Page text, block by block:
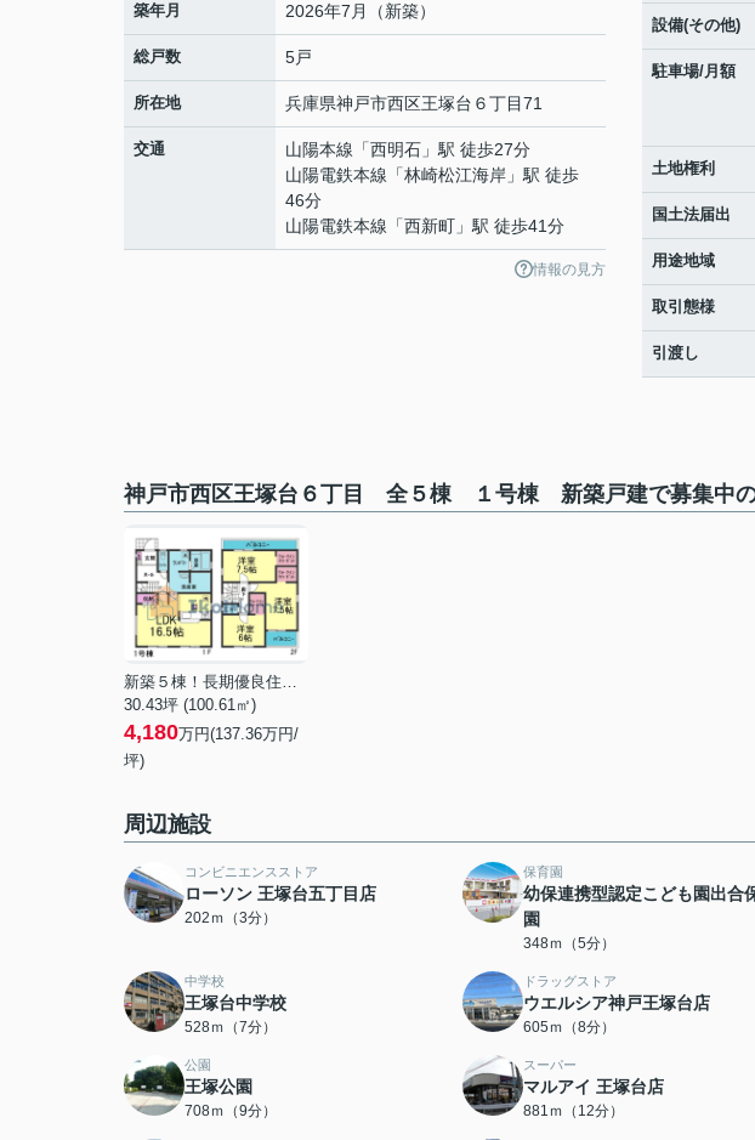
築年月 2026年7月（新築）
総戸数 5戸
所在地 兵庫県神戸市西区王塚台 ６丁目71
交通 山陽本線 「西明石 」駅 徒歩27分
山陽電鉄本線 「林崎松江海岸 」駅 徒歩
46分
山陽電鉄本線 「西新町 」駅 徒歩41分
情報の見方
設備(その他)
駐車場/月額
土地権利
国土法届出
用途地域
取引態様
引渡し
神戸市西区王塚台６丁目 全５棟 １号棟 新築戸建で募集中
新築５棟！長期優良住宅！車２台
30.43坪 (100.61㎡)
4,180万円(137.36万円/
坪)
周辺施設
コンビニエンスストア
ローソン 王塚台五丁目店
202ｍ（3分）
保育園
幼保連携型認定こども園出合
園
348ｍ（5分）
中学校
王塚台中学校
528ｍ（7分）
ドラッグストア
ウエルシア神戸王塚台店
605ｍ（8分）
公園
王塚公園
708ｍ（9分）
スーパー
マルアイ 王塚台店
881ｍ（12分）